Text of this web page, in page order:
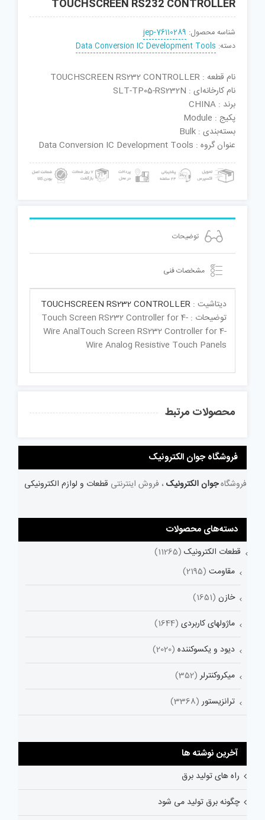
TOUCHSCREEN RS232 CONTROLLER
شناسه محصول: jep-76110289
دسته: Data Conversion IC Development Tools
نام قطعه : TOUCHSCREEN RS232 CONTROLLER
نام کارخانه‌ای : SLT-TP05-RS232N
برند : CHINA
پکیج : Module
بسته‌بندی : Bulk
عنوان گروه : Data Conversion IC Development Tools
توضیحات
مشخصات فنی
دیتاشیت : TOUCHSCREEN RS232 CONTROLLER
توضیحات : Touch Screen RS232 Controller for 4-
Wire AnalTouch Screen RS232 Controller for 4-
Wire Analog Resistive Touch Panels
محصولات مرتبط
فروشگاه جوان الکترونیک
فروشگاهجوان الکترونیک ، فروش اینترنتی قطعات و لوازم الکترونیکی
دسته‌های محصولات
قطعات الکترونیک (11265)
مقاومت (2195)
خازن (1651)
ماژولهای کاربردی (1644)
دیود و یکسوکننده (2020)
میکروکنترلر (352)
ترانزیستور (3368)
آخرین نوشته ها
راه های تولید برق
چگونه برق تولید می شود